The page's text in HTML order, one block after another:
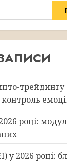
трейдингу
році:
у 2026 році: